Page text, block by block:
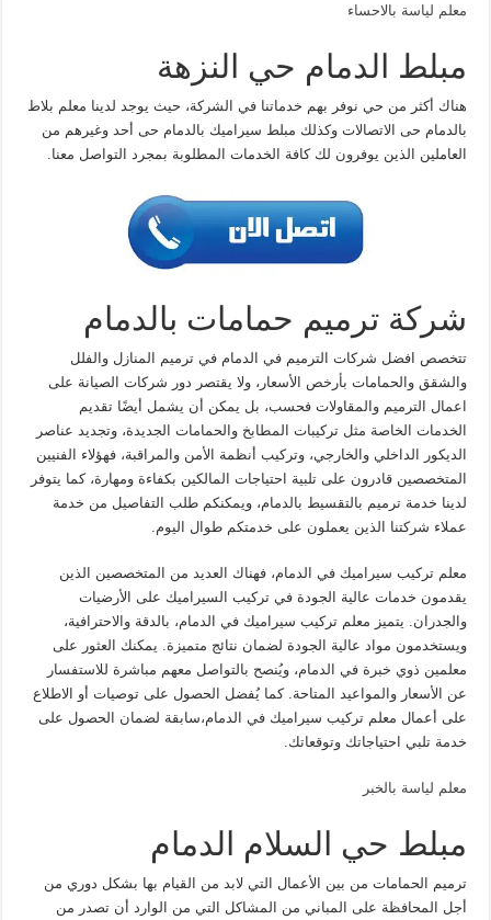
معلم لياسة بالاحساء
مبلط الدمام حي النزهة
هناك أكثر من حي نوفر بهم خدماتنا في الشركة، حيث يوجد لدينا معلم بلاط
بالدمام حى الاتصالات وكذلك مبلط سيراميك بالدمام حى أحد وغيرهم من
العاملين الذين يوفرون لك كافة الخدمات المطلوبة بمجرد التواصل معنا.
شركة ترميم حمامات بالدمام
تتخصص افضل شركات الترميم في الدمام في ترميم المنازل والفلل
والشقق والحمامات بأرخص الأسعار، ولا يقتصر دور شركات الصيانة على
اعمال الترميم والمقاولات فحسب، بل يمكن أن يشمل أيضًا تقديم
الخدمات الخاصة مثل تركيبات المطابخ والحمامات الجديدة، وتجديد عناصر
الديكور الداخلي والخارجي، وتركيب أنظمة الأمن والمراقبة، فهؤلاء الفنيين
المتخصصين قادرون على تلبية احتياجات المالكين بكفاءة ومهارة، كما يتوفر
لدينا خدمة ترميم بالتقسيط بالدمام، ويمكنكم طلب التفاصيل من خدمة
عملاء شركتنا الذين يعملون على خدمتكم طوال اليوم.
معلم تركيب سيراميك في الدمام، فهناك العديد من المتخصصين الذين
يقدمون خدمات عالية الجودة في تركيب السيراميك على الأرضيات
والجدران. يتميز معلم تركيب سيراميك في الدمام، بالدقة والاحترافية،
ويستخدمون مواد عالية الجودة لضمان نتائج متميزة. يمكنك العثور على
معلمين ذوي خبرة في الدمام، ويُنصح بالتواصل معهم مباشرة للاستفسار
عن الأسعار والمواعيد المتاحة. كما يُفضل الحصول على توصيات أو الاطلاع
على أعمال معلم تركيب سيراميك في الدمام،سابقة لضمان الحصول على
خدمة تلبي احتياجاتك وتوقعاتك.
معلم لياسة بالخبر
مبلط حي السلام الدمام
ترميم الحمامات من بين الأعمال التي لابد من القيام بها بشكل دوري من
أجل المحافظة على المباني من المشاكل التي من الوارد أن تصدر من